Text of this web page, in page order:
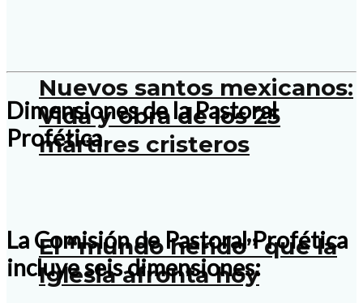
Nuevos santos mexicanos:
Vida y obra de los 25
mártires cristeros
El “mundo herido” que la
Iglesia afronta hoy
Dimensiones de la Pastoral
Profética
La Comisión de Pastoral Profética
incluye seis dimensiones: